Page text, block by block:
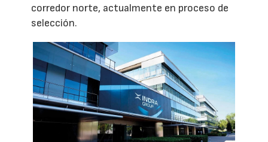
corredor norte, actualmente en proceso de
selección.